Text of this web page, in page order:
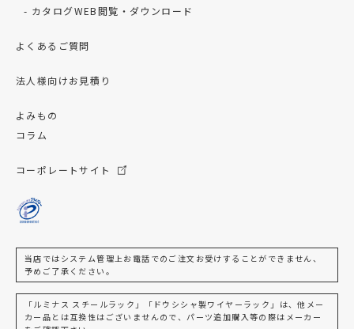
カタログWEB閲覧・ダウンロード
よくあるご質問
法人様向けお見積り
よみもの
コラム
コーポレートサイト
当店ではシステム管理上お電話でのご注文お受けすることができません、
予めご了承ください。
「ルミナス スチールラック」「ドウシシャ製ワイヤーラック」は、他メー
カー品とは互換性はございませんので、パーツ追加購入等の際はメーカー